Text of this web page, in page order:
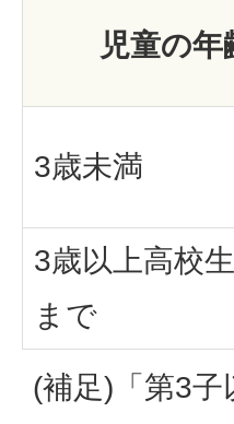
児童の年
3歳未満
3歳以上高校
まで
(補足)「第3